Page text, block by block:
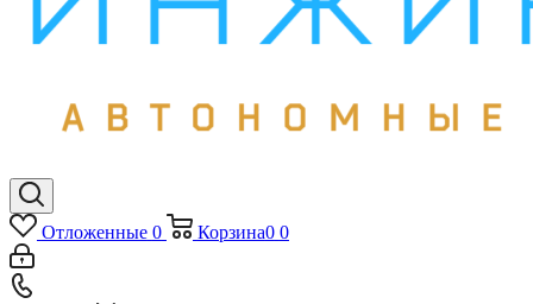
Отложенные 0 Корзина0 0